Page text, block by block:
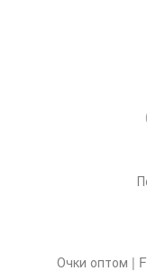
Очки оптом |